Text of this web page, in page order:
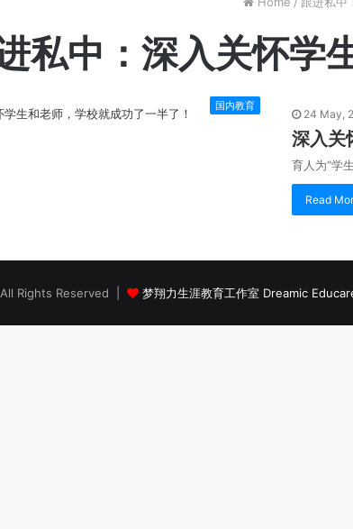
私中：深入关怀学
国内教育
24 May,
深入关
育人为“学
Read
Rights Reserved | 梦翔力生涯教育工作室 Dreamic